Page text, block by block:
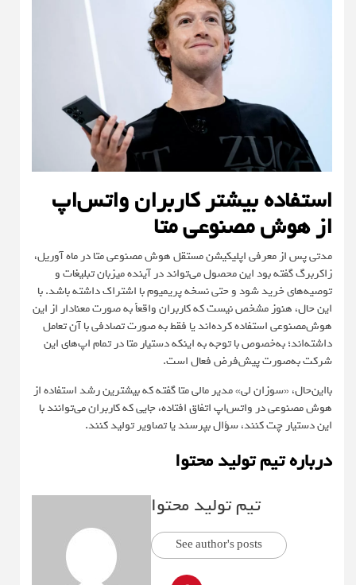
استفاده بیشتر کاربران واتس‌اپ
از هوش مصنوعی متا
مدتی پس از معرفی اپلیکیشن مستقل هوش مصنوعی متا در ماه آوریل،
زاکربرگ گفته بود این محصول می‌تواند در آینده میزبان تبلیغات و
توصیه‌های خرید شود و حتی نسخه پریمیوم با اشتراک داشته باشد. با
این حال، هنوز مشخص نیست که کاربران واقعاً به صورت معنادار از این
هوش‌مصنوعی استفاده کرده‌اند یا فقط به صورت تصادفی با آن تعامل
داشته‌اند؛ به‌خصوص با توجه به اینکه دستیار متا در تمام اپ‌های این
شرکت به‌صورت پیش‌فرض فعال است.
با‌این‌حال، «سوزان لی» مدیر مالی متا گفته که بیشترین رشد استفاده از
هوش مصنوعی در واتس‌اپ اتفاق افتاده، جایی که کاربران می‌توانند با
این دستیار چت کنند، سؤال بپرسند یا تصاویر تولید کنند.
درباره تیم تولید محتوا
تیم تولید محتوا
See author's posts